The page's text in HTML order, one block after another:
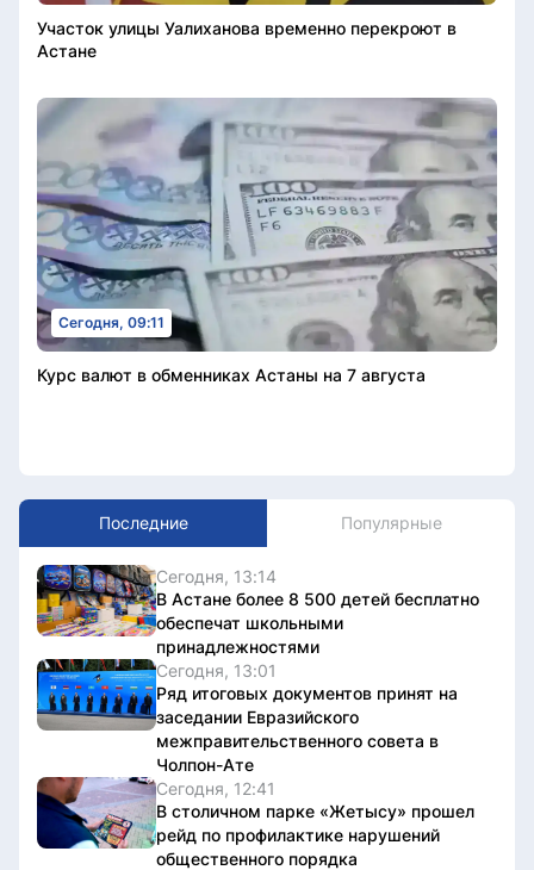
Участок улицы Уалиханова временно перекроют в
Астане
Сегодня, 09:11
Курс валют в обменниках Астаны на 7 августа
Последние Популярные
Сегодня, 13:14
В Астане более 8 500 детей бесплатно
обеспечат школьными
принадлежностями
Сегодня, 13:01
Ряд итоговых документов принят на
заседании Евразийского
межправительственного совета в
Чолпон-Ате
Сегодня, 12:41
В столичном парке «Жетысу» прошел
рейд по профилактике нарушений
общественного порядка